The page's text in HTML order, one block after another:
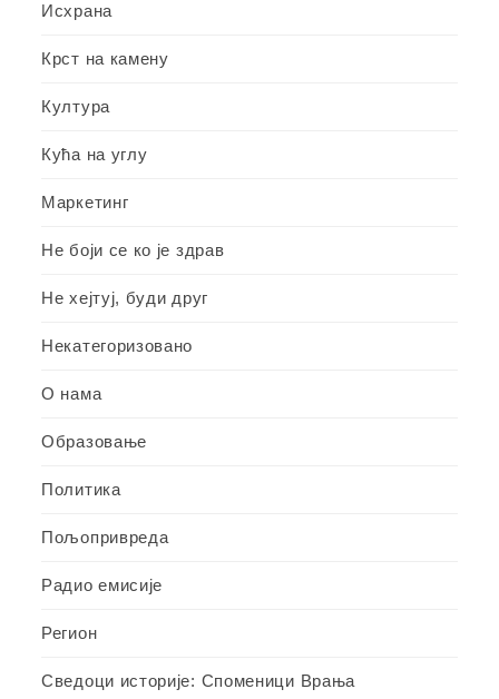
Исхрана
Крст на камену
Култура
Кућа на углу
Маркетинг
Не боји се ко је здрав
Не хејтуј, буди друг
Некатегоризовано
О нама
Образовање
Политика
Пољопривреда
Радио емисије
Регион
Сведоци историје: Споменици Врања